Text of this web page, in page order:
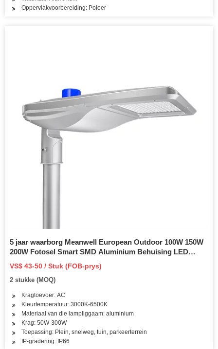
Oppervlakvoorbereiding: Poleer
5 jaar waarborg Meanwell European Outdoor 100W 150W
200W Fotosel Smart SMD Aluminium Behuising LED
Straatlig
VS$ 43-50 / Stuk (FOB-prys)
2 stukke (MOQ)
Kragtoevoer: AC
Kleurtemperatuur: 3000K-6500K
Materiaal van die lampliggaam: aluminium
Krag: 50W-300W
Toepassing: Plein, snelweg, tuin, parkeerterrein
IP-gradering: IP66